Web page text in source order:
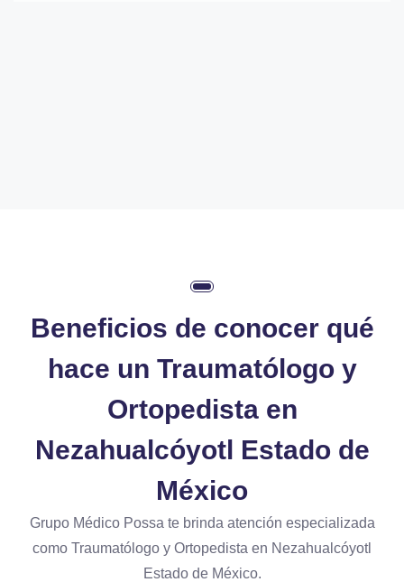
Beneficios de conocer qué
hace un Traumatólogo y
Ortopedista en
Nezahualcóyotl Estado de
México
Grupo Médico Possa te brinda atención especializada
como Traumatólogo y Ortopedista en Nezahualcóyotl
Estado de México.